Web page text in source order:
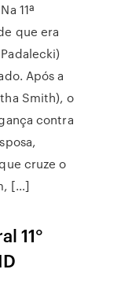
11ª
que era
Após a
Smith), o
contra
cruze o
[…]
11°